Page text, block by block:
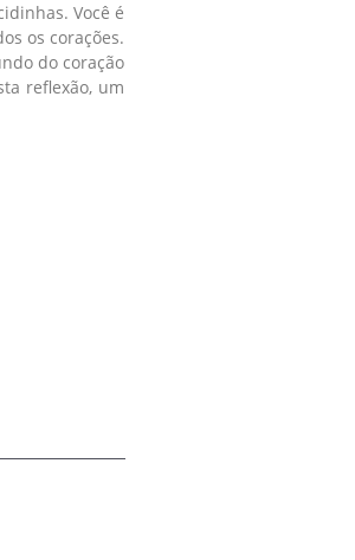
Você é
os corações.
do coração
reflexão, um